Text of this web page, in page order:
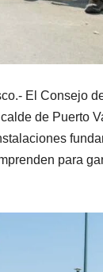
El Consejo
de Puerto
para